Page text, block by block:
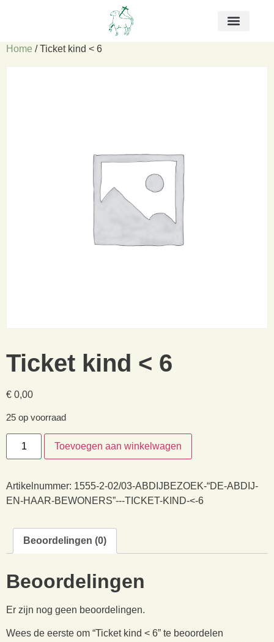
Home / Ticket kind < 6
Ticket kind < 6
€ 0,00
25 op voorraad
Toevoegen aan winkelwagen
Artikelnummer: 1555-2-02/03-ABDIJBEZOEK-“DE-ABDIJ-
EN-HAAR-BEWONERS”---TICKET-KIND-<-6
Beoordelingen (0)
Beoordelingen
Er zijn nog geen beoordelingen.
Wees de eerste om “Ticket kind < 6” te beoordelen